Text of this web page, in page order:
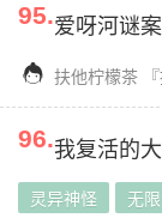
95.爱呀河谜
 扶他柠檬茶 『
96.我复活的
灵异神怪 无